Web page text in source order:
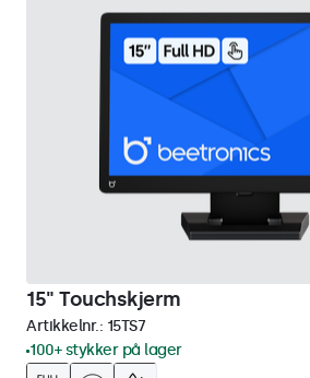
15" Touchskjerm
Artikkelnr.: 15TS7
100+ stykker på lager